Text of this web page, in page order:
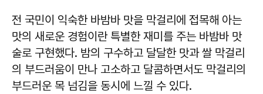
전 국민이 익숙한 바밤바 맛을 막걸리에 접목해 아는
맛의 새로운 경험이란 특별한 재미를 주는 바밤바 맛
술로 구현했다. 밤의 구수하고 달달한 맛과 쌀 막걸리
의 부드러움이 만나 고소하고 달콤하면서도 막걸리의
부드러운 목 넘김을 동시에 느낄 수 있다.